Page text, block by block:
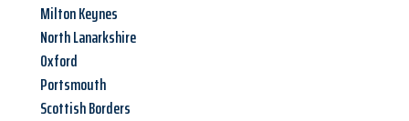
Milton Keynes
North Lanarkshire
Oxford
Portsmouth
Scottish Borders